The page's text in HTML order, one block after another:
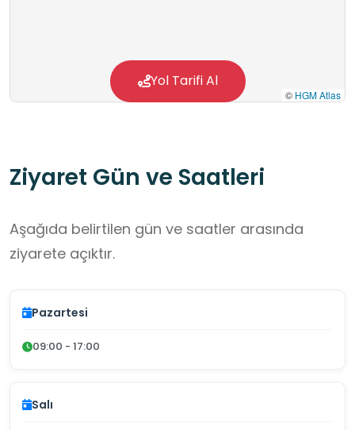
© HGM Atlas
Yol Tarifi Al
Ziyaret Gün ve Saatleri
Aşağıda belirtilen gün ve saatler arasında
ziyarete açıktır.
Pazartesi
09:00 - 17:00
Salı